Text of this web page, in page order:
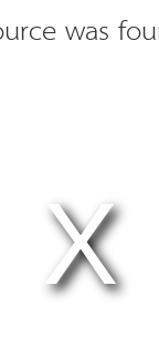
was